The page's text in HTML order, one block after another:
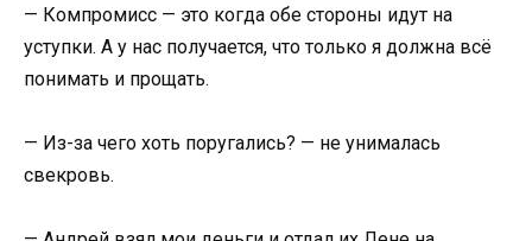
— Компромисс — это когда обе стороны идут на
уступки. А у нас получается, что только я должна всё
понимать и прощать.
— Из-за чего хоть поругались? — не унималась
свекровь.